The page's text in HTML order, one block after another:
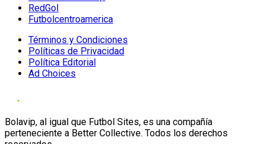
RedGol
Futbolcentroamerica
Términos y Condiciones
Políticas de Privacidad
Política Editorial
Ad Choices
Bolavip, al igual que Futbol Sites, es una compañía
perteneciente a Better Collective. Todos los derechos